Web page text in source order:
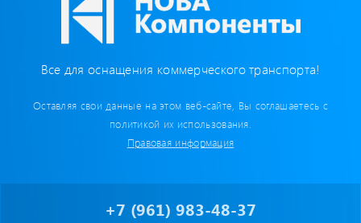
Все для оснащения коммерческого транспорта!
Оставляя свои данные на этом веб-сайте, Вы соглашаетесь с
политикой их использования.
Правовая информация
+7 (961) 983-48-37